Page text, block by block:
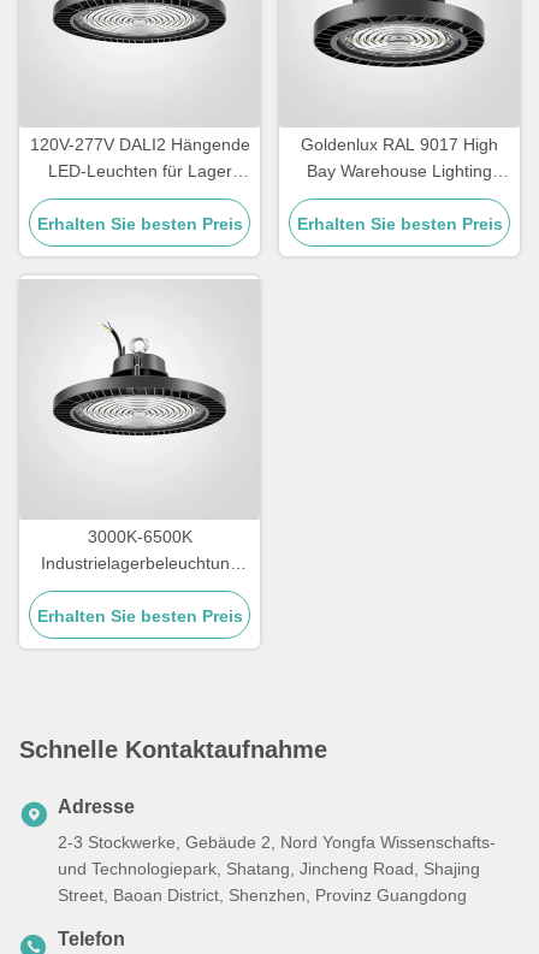
120V-277V DALI2 Hängende
LED-Leuchten für Lager
IP65 Wasserdicht
Erhalten Sie besten Preis
Goldenlux RAL 9017 High
Bay Warehouse Lighting
SMD2835 Industrielle High
Bay Leuchten
Erhalten Sie besten Preis
3000K-6500K
Industrielagerbeleuchtung
IK09 Beurteilung LED
Hochbuchtenbeleuchtung
Erhalten Sie besten Preis
Schnelle Kontaktaufnahme
Adresse
2-3 Stockwerke, Gebäude 2, Nord Yongfa Wissenschafts-
und Technologiepark, Shatang, Jincheng Road, Shajing
Street, Baoan District, Shenzhen, Provinz Guangdong
Telefon